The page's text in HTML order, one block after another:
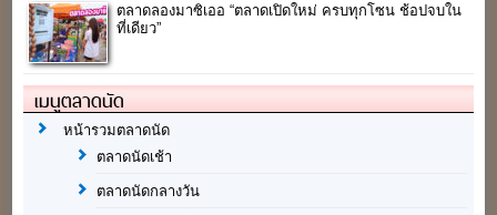
ตลาดลองมาซิเออ “ตลาดเปิดใหม่ ครบทุกโซน ช้อปจบใน
ที่เดียว”
เมนูตลาดนัด
หน้ารวมตลาดนัด
ตลาดนัดเช้า
ตลาดนัดกลางวัน